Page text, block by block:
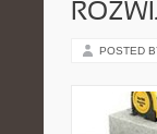
POSTED